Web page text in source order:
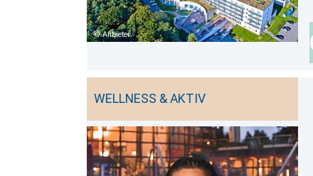
Anbieter
WELLNESS & AKTIV